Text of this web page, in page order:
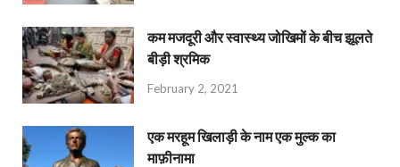
कम मजदूरी और स्वास्थ्य जोखिमों के बीच झूलते
बीड़ी श्रमिक
February 2, 2021
एक मरहूम खिलाड़ी के नाम एक मुल्क का
माफ़ीनामा